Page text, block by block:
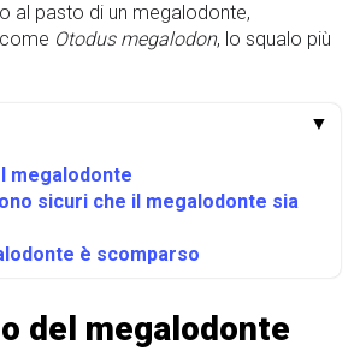
al pasto di un megalodonte,
Otodus megalodon, lo squalo più
▼
megalodonte
sicuri che il megalodonte sia
è scomparso
del megalodonte